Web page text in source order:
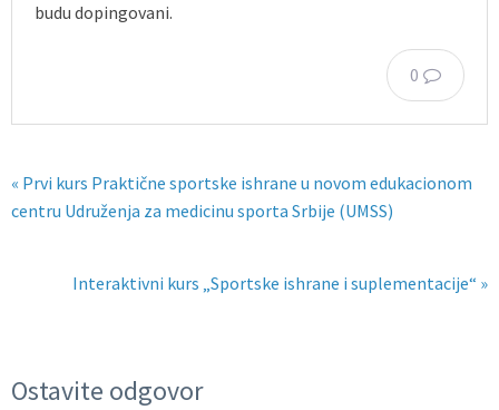
budu dopingovani.
0
« Prvi kurs Praktične sportske ishrane u novom edukacionom
centru Udruženja za medicinu sporta Srbije (UMSS)
Interaktivni kurs „Sportske ishrane i suplementacije“ »
Ostavite odgovor